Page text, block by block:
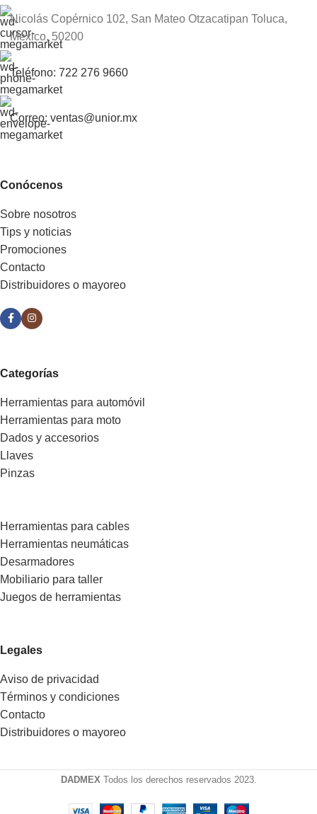
Nicolás Copérnico 102, San Mateo Otzacatipan Toluca,
México, 50200
Teléfono: 722 276 9660
Correo: ventas@unior.mx
Conócenos
Sobre nosotros
Tips y noticias
Promociones
Contacto
Distribuidores o mayoreo
Categorías
Herramientas para automóvil
Herramientas para moto
Dados y accesorios
Llaves
Pinzas
Herramientas para cables
Herramientas neumáticas
Desarmadores
Mobiliario para taller
Juegos de herramientas
Legales
Aviso de privacidad
Términos y condiciones
Contacto
Distribuidores o mayoreo
DADMEX Todos los derechos reservados 2023.